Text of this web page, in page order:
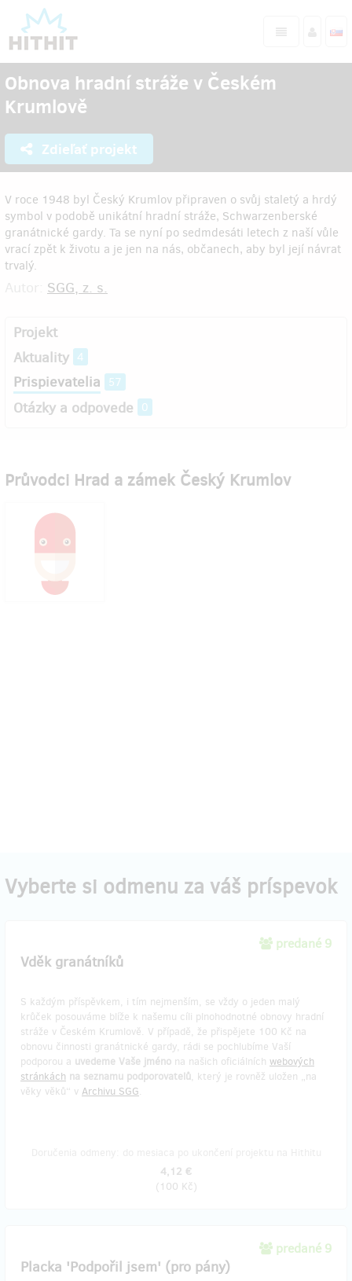
Obnova hradní stráže v Českém
Krumlově
Zdieľať projekt
V roce 1948 byl Český Krumlov připraven o svůj staletý a hrdý
symbol v podobě unikátní hradní stráže, Schwarzenberské
granátnické gardy. Ta se nyní po sedmdesáti letech z naší vůle
vrací zpět k životu a je jen na nás, občanech, aby byl její návrat
trvalý.
SGG, z. s.
Projekt
Aktuality 4
Prispievatelia 57
Otázky a odpovede 0
Průvodci Hrad a zámek Český Krumlov
Vyberte si odmenu za váš príspevok
predané 9
Vděk granátníků
S každým příspěvkem, i tím nejmenším, se vždy o jeden malý
krůček posouváme blíže k našemu cíli plnohodnotné obnovy hradní
stráže v Českém Krumlově. V případě, že přispějete 100 Kč na
obnovu činnosti granátnické gardy, rádi se pochlubíme Vaší
podporou a uvedeme Vaše jméno na našich oficiálních webových
stránkách na seznamu podporovatelů, který je rovněž uložen „na
věky věků“ v Archivu SGG.
4,12 €
(100 Kč)
predané 9
Placka 'Podpořil jsem' (pro pány)